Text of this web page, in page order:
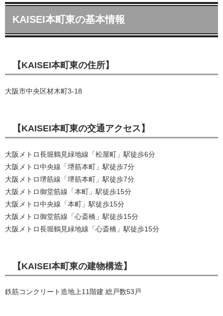
KAISEI本町東の基本情報
【KAISEI本町東の住所】
大阪市中央区材木町3-18
【KAISEI本町東の交通アクセス】
大阪メトロ長堀鶴見緑地線「松屋町」駅徒歩6分
大阪メトロ中央線「堺筋本町」駅徒歩7分
大阪メトロ堺筋線「堺筋本町」駅徒歩7分
大阪メトロ御堂筋線「本町」駅徒歩15分
大阪メトロ中央線「本町」駅徒歩15分
大阪メトロ御堂筋線「心斎橋」駅徒歩15分
大阪メトロ長堀鶴見緑地線「心斎橋」駅徒歩15分
【KAISEI本町東の建物構造】
鉄筋コンクリート造地上11階建 総戸数53戸